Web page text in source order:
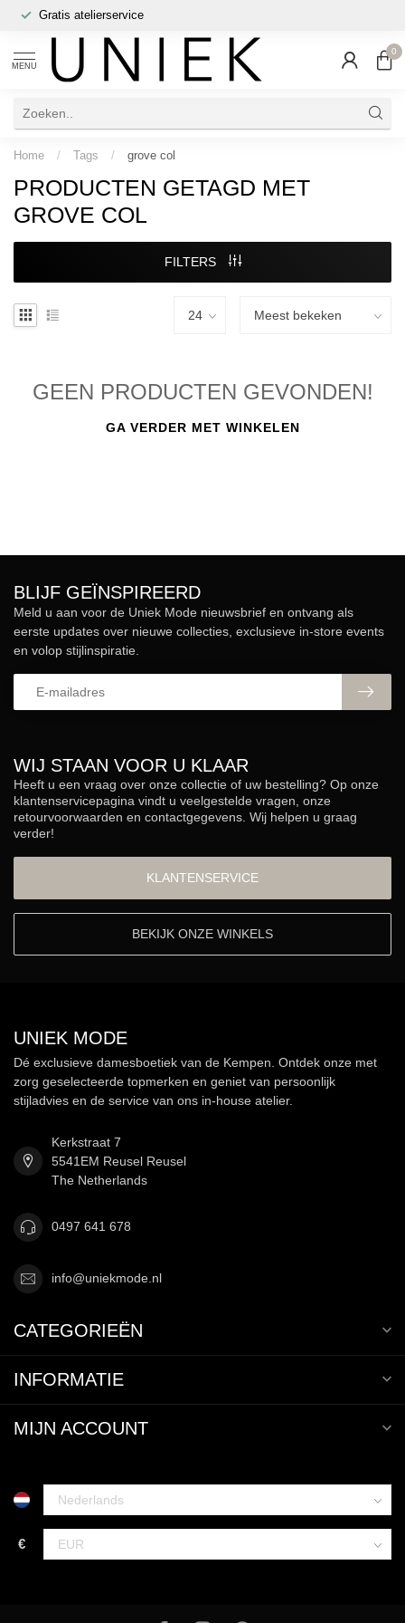
Gratis atelierservice
MENU
0
Home / Tags / grove col
PRODUCTEN GETAGD MET
GROVE COL
FILTERS
GEEN PRODUCTEN GEVONDEN!
GA VERDER MET WINKELEN
WIJ STAAN VOOR U KLAAR
Heeft u een vraag over onze collectie of uw bestelling? Op onze
klantenservicepagina vindt u veelgestelde vragen, onze
retourvoorwaarden en contactgegevens. Wij helpen u graag
verder!
KLANTENSERVICE
BEKIJK ONZE WINKELS
BLIJF GEÏNSPIREERD
Meld u aan voor de Uniek Mode nieuwsbrief en ontvang als
eerste updates over nieuwe collecties, exclusieve in-store events
en volop stijlinspiratie.
UNIEK MODE
Dé exclusieve damesboetiek van de Kempen. Ontdek onze met
zorg geselecteerde topmerken en geniet van persoonlijk
stijladvies en de service van ons in-house atelier.
Kerkstraat 7
5541EM Reusel Reusel
The Netherlands
0497 641 678
info@uniekmode.nl
CATEGORIEËN
INFORMATIE
MIJN ACCOUNT
€